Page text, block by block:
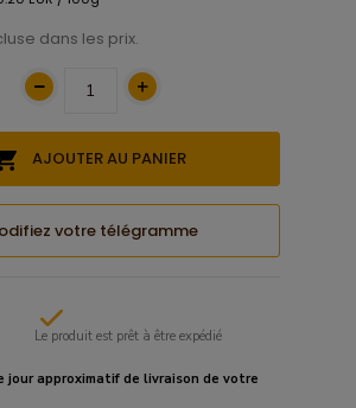
dans les prix.
AJOUTER AU PANIER
votre télégramme
Le produit est prêt à être expédié
jour approximatif de livraison de votre